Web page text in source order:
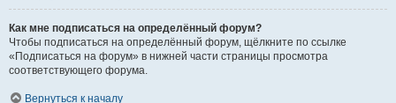
Как мне подписаться на определённый форум?
Чтобы подписаться на определённый форум, щёлкните по ссылке
«Подписаться на форум» в нижней части страницы просмотра
соответствующего форума.
Вернуться к началу